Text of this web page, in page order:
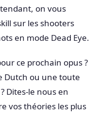
on vous
sur les shooters
en mode Dead Eye.
ce prochain opus ?
Dutch ou une toute
Dites-le nous en
vos théories les plus